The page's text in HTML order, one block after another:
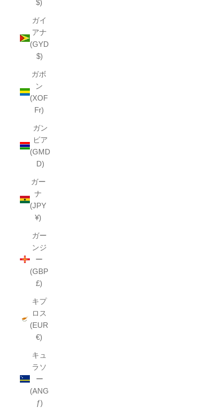
$)
ガイ
アナ
(GYD
$)
ガボ
ン
(XOF
Fr)
ガン
ビア
(GMD
D)
ガー
ナ
(JPY
¥)
ガー
ンジ
ー
(GBP
£)
キプ
ロス
(EUR
€)
キュ
ラソ
ー
(ANG
ƒ)